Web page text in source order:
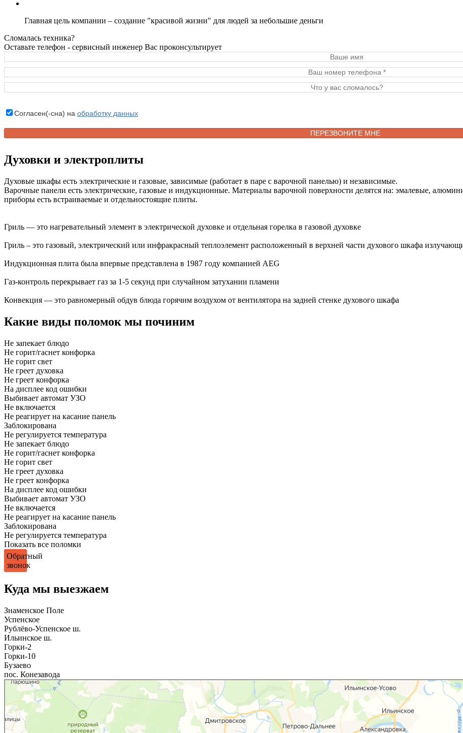
Главная цель компании – создание "красивой жизни" для людей за небольшие деньги
Сломалась техника?
Оставьте телефон - сервисный инженер Вас проконсультирует
Согласен(-сна) на обработку данных
Духовки и электроплиты
Духовые шкафы есть электрические и газовые, зависимые (работает в паре с варочной панелью) и независимые.
Варочные панели есть электрические, газовые и индукционные. Материалы варочной поверхности делятся на: эмалевые,
приборы есть встраиваемые и отдельностоящие плиты.
Гриль — это нагревательный элемент в электрической духовке и отдельная горелка в газовой духовке
Гриль – это газовый, электрический или инфракрасный теплоэлемент расположенный в верхней части духового шкафа
Индукционная плита была впервые представлена в 1987 году компанией AEG
Газ-контроль перекрывает газ за 1-5 секунд при случайном затухании пламени
Конвекция — это равномерный обдув блюда горячим воздухом от вентилятора на задней стенке духового шкафа
Какие виды поломок мы починим
Не запекает блюдо
Не горит/гаснет конфорка
Не горит свет
Не греет духовка
Не греет конфорка
На дисплее код ошибки
Выбивает автомат УЗО
Не включается
Не реагирует на касание панель
Заблокирована
Не регулируется температура
Не запекает блюдо
Не горит/гаснет конфорка
Не горит свет
Не греет духовка
Не греет конфорка
На дисплее код ошибки
Выбивает автомат УЗО
Не включается
Не реагирует на касание панель
Заблокирована
Не регулируется температура
Показать все поломки
Обратный
звонок
Куда мы выезжаем
Знаменское Поле
Успенское
Рублёво-Успенское ш.
Ильинское ш.
Горки-2
Горки-10
Бузаево
пос. Конезавода